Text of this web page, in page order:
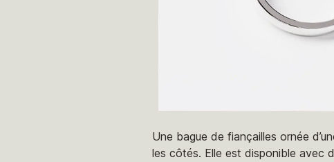
Une bague de fiançailles ornée
les côtés. Elle est disponible avec